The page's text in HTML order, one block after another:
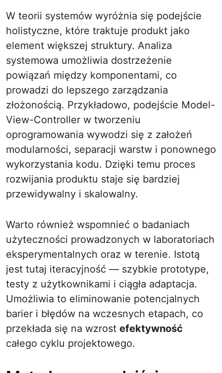
W teorii systemów wyróżnia się podejście
holistyczne, które traktuje produkt jako
element większej struktury. Analiza
systemowa umożliwia dostrzeżenie
powiązań między komponentami, co
prowadzi do lepszego zarządzania
złożonością. Przykładowo, podejście Model-
View-Controller w tworzeniu
oprogramowania wywodzi się z założeń
modularności, separacji warstw i ponownego
wykorzystania kodu. Dzięki temu proces
rozwijania produktu staje się bardziej
przewidywalny i skalowalny.
Warto również wspomnieć o badaniach
użyteczności prowadzonych w laboratoriach
eksperymentalnych oraz w terenie. Istotą
jest tutaj iteracyjność — szybkie prototype,
testy z użytkownikami i ciągła adaptacja.
Umożliwia to eliminowanie potencjalnych
barier i błędów na wczesnych etapach, co
przekłada się na wzrost efektywność
całego cyklu projektowego.